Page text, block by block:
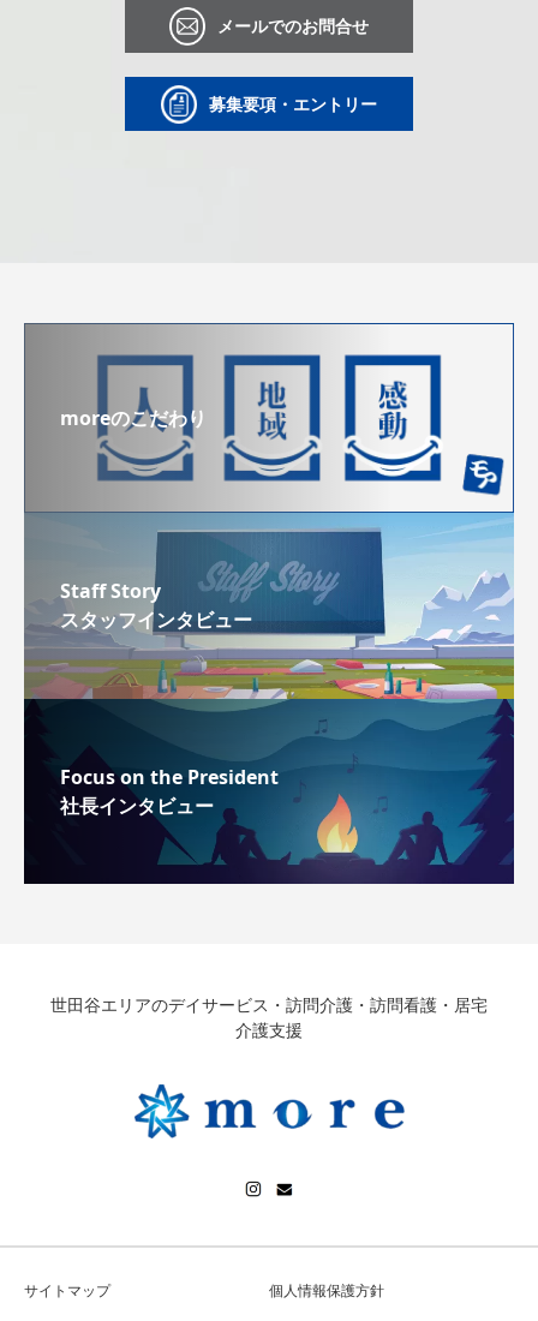
メールでのお問合せ
募集要項・エントリー
moreのこだわり
Staff Story
スタッフインタビュー
Focus on the President
社長インタビュー
世田谷エリアのデイサービス・訪問介護・訪問看護・居宅
介護支援
サイトマップ 個人情報保護方針